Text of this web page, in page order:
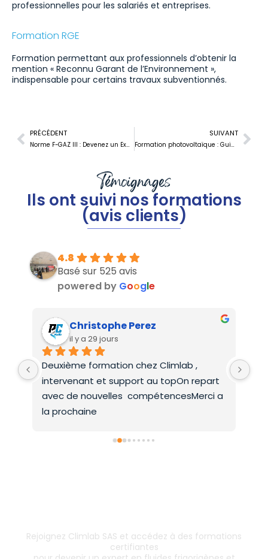
professionnelles pour les salariés et entreprises.
Formation RGE
Formation permettant aux professionnels d’obtenir la
mention « Reconnu Garant de l’Environnement »,
indispensable pour certains travaux subventionnés.
PRÉCÉDENT
Norme F-GAZ III : Devenez un Expert en Fluides Frigorigènes et Réfrigération Durable !
SUIVANT
Formation photovoltaïque : Guide complet pour devenir installateur en France
Témoignages
Ils ont suivi nos formations
(avis clients)
4.8
Basé sur 525 avis
powered by Google
Christophe Perez
il y a 29 jours
Deuxième formation chez Climlab ,
intervenant et support au topOn repart
avec de nouvelles  compétencesMerci a
la prochaine
Rejoignez Climlab SAS et accédez à des formations
certifiantes